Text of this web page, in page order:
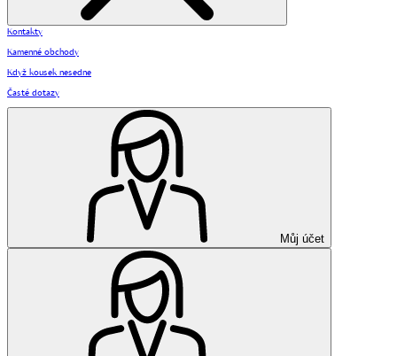
Kontakty
Kamenné obchody
Když kousek nesedne
Časté dotazy
Můj účet